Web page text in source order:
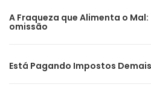
A Fraqueza que Alimenta o
omissão
Está Pagando Impostos Demais